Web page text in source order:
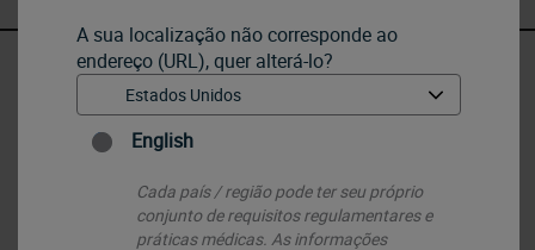
A sua localização não corresponde ao
endereço (URL), quer alterá-lo?
English
Cada país / região pode ter seu próprio
conjunto de requisitos regulamentares e
práticas médicas. As informações
IHC & ISH • IHC Primary Antibodies Calretinina